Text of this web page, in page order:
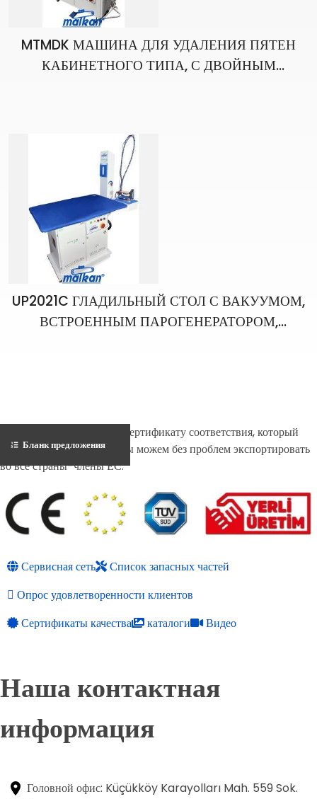
MTMDK МАШИНА ДЛЯ УДАЛЕНИЯ ПЯТЕН
КАБИНЕТНОГО ТИПА, С ДВОЙНЫМ
UP2021C ГЛАДИЛЬНЫЙ СТОЛ С ВАКУУМОМ,
ВСТРОЕННЫМ ПАРОГЕНЕРАТОРОМ,
Благодаря Европейскому сертификату соответствия, который
имеет Malkan Makina, мы можем без проблем экспортировать
во все страны-члены ЕС.
Бланк предложения
Сервисная сеть
Список запасных частей
Опрос удовлетворенности клиентов
Сертификаты качества
каталоги Видео
Наша контактная
информация
Головной офис: Küçükköy Karayolları Mah. 559 Sok.